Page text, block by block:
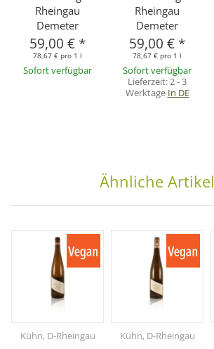
Rheingau
Demeter
59,00 € *
78,67 € pro 1 l
Sofort verfügbar
Rheingau
Demeter
59,00 € *
78,67 € pro 1 l
Sofort verfügbar
Lieferzeit:2 - 3
Werktage In DE
Ähnliche Artikel
Kühn, D-Rheingau Kühn, D-Rheingau